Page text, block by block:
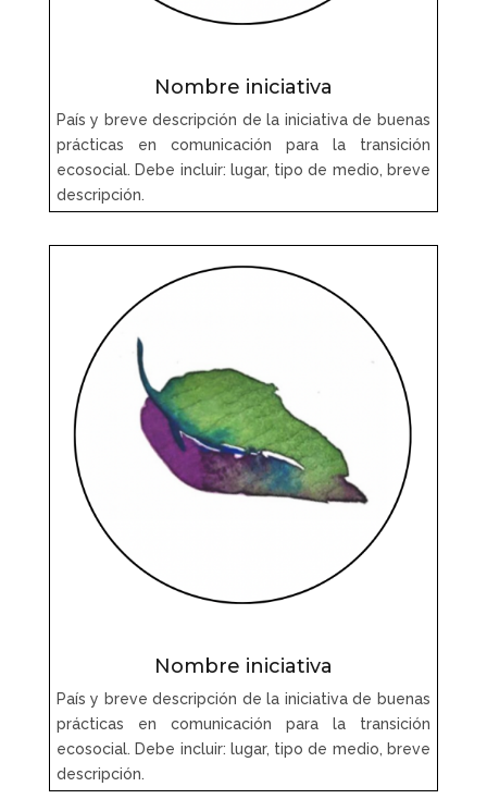
Nombre iniciativa
País y breve descripción de la iniciativa de buenas
prácticas en comunicación para la transición
ecosocial. Debe incluir: lugar, tipo de medio, breve
descripción.
Nombre iniciativa
País y breve descripción de la iniciativa de buenas
prácticas en comunicación para la transición
ecosocial. Debe incluir: lugar, tipo de medio, breve
descripción.